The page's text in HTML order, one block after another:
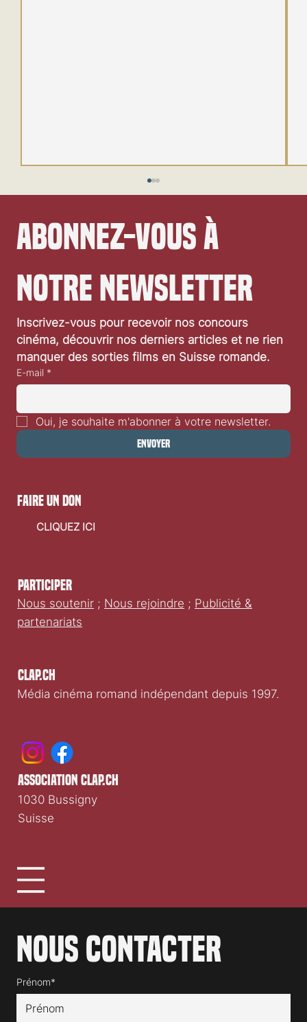
Abonnez-vous à
notre newsletter
Inscrivez-vous pour recevoir nos concours
cinéma, découvrir nos derniers articles et ne rien
manquer des sorties films en Suisse romande.
E-mail *
Oui, je souhaite m'abonner à votre newsletter.
Envoyer
Clap.ch
Média cinéma romand indépendant depuis 1997.
Participer
Nous soutenir ; Nous rejoindre ; Publicité &
partenariats
Nous contacter
Prénom*
faire un don
CLIQUEZ ICI
association clap.ch
1030 Bussigny
Suisse